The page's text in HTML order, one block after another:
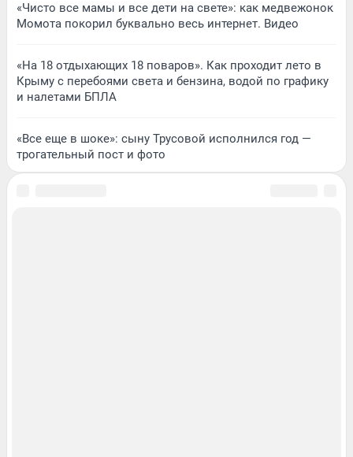
«Чисто все мамы и все дети на свете»: как медвежонок
Момота покорил буквально весь интернет. Видео
«На 18 отдыхающих 18 поваров». Как проходит лето в
Крыму с перебоями света и бензина, водой по графику
и налетами БПЛА
«Все еще в шоке»: сыну Трусовой исполнился год —
трогательный пост и фото